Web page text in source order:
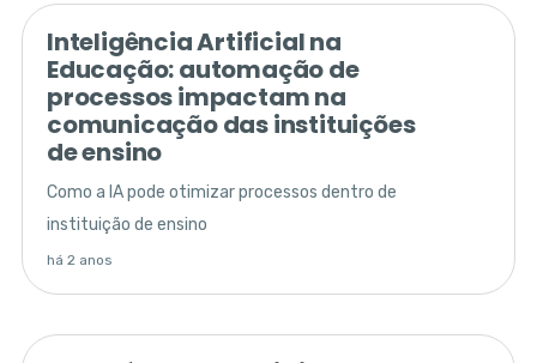
Inteligência Artificial na
Educação: automação de
processos impactam na
comunicação das instituições
de ensino
Como a IA pode otimizar processos dentro de
instituição de ensino
há 2 anos